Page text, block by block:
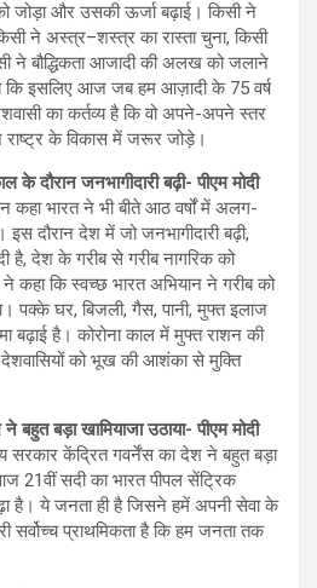
और उसकी ऊर्जा बढ़ाई। किसी ने
ने अस्त्र–शस्त्र का रास्ता चुना, किसी
ने बौद्धिकता आजादी की अलख को जलाने
कि इसलिए आज जब हम आज़ादी के 75 वर्ष
का कर्तव्य है कि वो अपने-अपने स्तर
राष्ट्र के विकास में जरूर जोड़े।
दौरान जनभागीदारी बढ़ी- पीएम मोदी
कहा भारत ने भी बीते आठ वर्षों में अलग-
दौरान देश में जो जनभागीदारी बढ़ी,
है, देश के गरीब से गरीब नागरिक को
कहा कि स्वच्छ भारत अभियान ने गरीब को
पक्के घर, बिजली, गैस, पानी, मुफ्त इलाज
बढ़ाई है। कोरोना काल में मुफ्त राशन की
को भूख की आशंका से मुक्ति
बड़ा खामियाजा उठाया- पीएम मोदी
सरकार केंद्रित गवर्नेंस का देश ने बहुत बड़ा
21वीं सदी का भारत पीपल सेंट्रिक
है। ये जनता ही है जिसने हमें अपनी सेवा के
सर्वोच्च प्राथमिकता है कि हम जनता तक